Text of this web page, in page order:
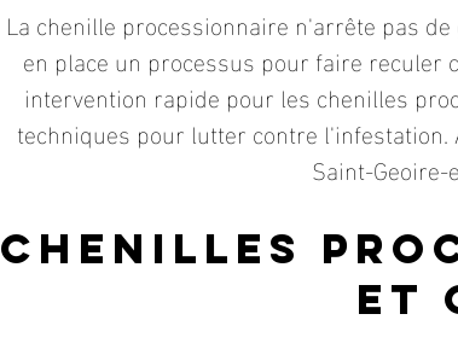
La chenille processionnaire n'arrête pas
en place un processus pour faire
intervention rapide pour les chenilles
techniques pour lutter contre
Saint-
Chenilles
et